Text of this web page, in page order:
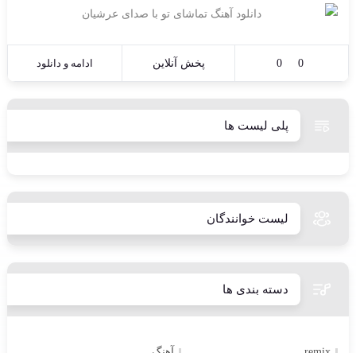
0
0 پخش آنلاین ادامه و دانلود
پلی لیست ها
لیست خوانندگان
دسته بندی ها